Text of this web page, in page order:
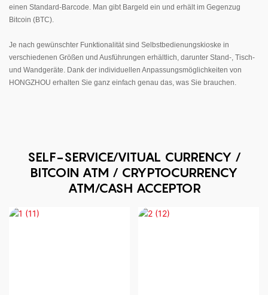
einen Standard-Barcode. Man gibt Bargeld ein und erhält im Gegenzug
Bitcoin (BTC).
Je nach gewünschter Funktionalität sind Selbstbedienungskioske in
verschiedenen Größen und Ausführungen erhältlich, darunter Stand-, Tisch-
und Wandgeräte. Dank der individuellen Anpassungsmöglichkeiten von
HONGZHOU erhalten Sie ganz einfach genau das, was Sie brauchen.
SELF-SERVICE/VITUAL CURRENCY /
BITCOIN ATM / CRYPTOCURRENCY
ATM/CASH ACCEPTOR